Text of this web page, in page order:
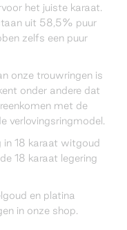
het juiste karaat.
uit 58,5% puur
zelfs een puur
onze trouwringen is
onder andere dat
met de
verlovingsringmodel.
in 18 karaat witgoud
18 karaat legering
en platina
in onze shop.